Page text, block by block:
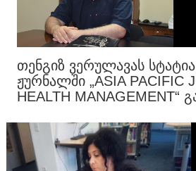
ᲗᲔᲜᲒᲘᲖ ᲕᲔᲠᲣᲚᲐᲕᲐᲡ
ᲟᲣᲠᲜᲐᲚᲨᲘ „ASIA PACIFIC
HEALTH MANAGEMENT“